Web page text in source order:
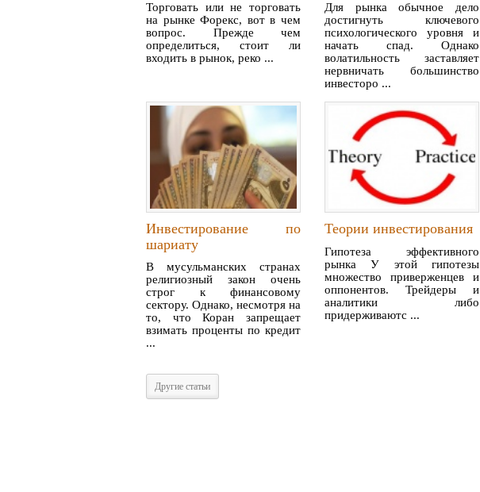
Торговать или не торговать
на рынке Форекс, вот в чем
вопрос. Прежде чем
определиться, стоит ли
входить в рынок, реко ...
Для рынка обычное дело
достигнуть ключевого
психологического уровня и
начать спад. Однако
волатильность заставляет
нервничать большинство
инвесторо ...
Инвестирование по
шариату
В мусульманских странах
религиозный закон очень
строг к финансовому
сектору. Однако, несмотря на
то, что Коран запрещает
взимать проценты по кредит
...
Теории инвестирования
Гипотеза эффективного
рынка У этой гипотезы
множество приверженцев и
оппонентов. Трейдеры и
аналитики либо
придерживаютс ...
Другие статьи